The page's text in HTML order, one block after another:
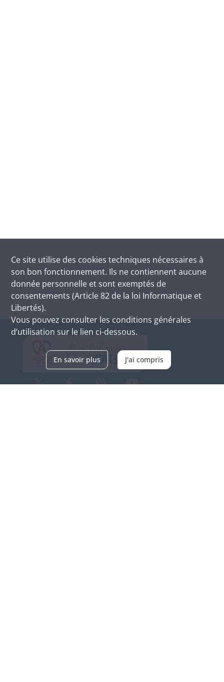
Ce site utilise des cookies techniques nécessaires à
son bon fonctionnement. Ils ne contiennent aucune
donnée personnelle et sont exemptés de
consentements (Article 82 de la loi Informatique et
Libertés).
Vous pouvez consulter les conditions générales
d’utilisation sur le lien ci-dessous.
En savoir plus J'ai compris